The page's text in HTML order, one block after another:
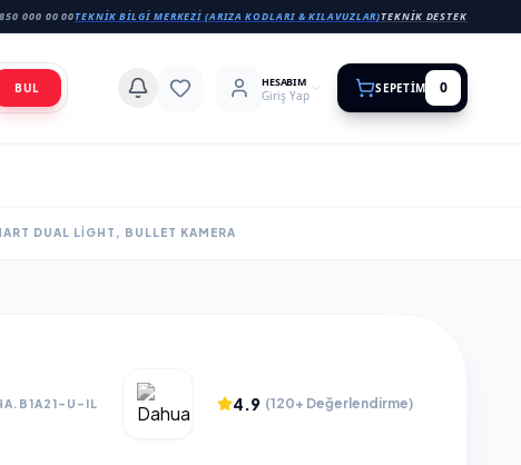
000 00 00TEKNIK BILGI MERKEZI (ARIZA KODLARI & KILAVUZLAR)TEKNIK DESTEK
BUL HESABIM
Giriş Yap SEPETIM 0
DUAL LIGHT, BULLET KAMERA
U-IL 4.9 (120+ Değerlendirme)